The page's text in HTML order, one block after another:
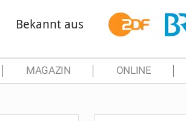
Bekannt aus
MAGAZIN ONLINE